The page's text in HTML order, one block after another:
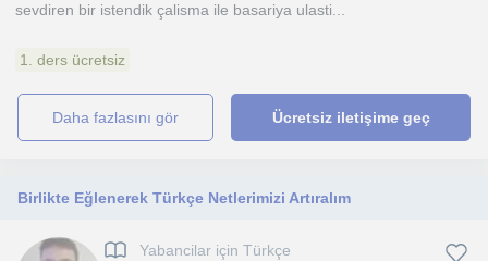
sevdiren bir istendik çalisma ile basariya ulasti...
1. ders ücretsiz
daha fazlasını gör Ücretsiz iletişime geç
Birlikte Eğlenerek Türkçe Netlerimizi Artıralım
Yabancilar için Türkçe